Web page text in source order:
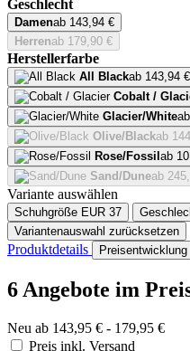
Geschlecht
Damenab 143,94 €
Herrenab 179,90 €
Herstellerfarbe
All Blackab 143,94 €
Cobalt /
Glacier/White
Olive/Blackab
Rose/Fossil ab
Sand/Duneab
Variante auswählen
Schuhgröße EUR 37
Variantenauswahl zurücksetzen
Produktdetails Preisentwicklung
6 Angebote im
Neu ab 143,95 € - 179,95 €
Preis inkl. Versand